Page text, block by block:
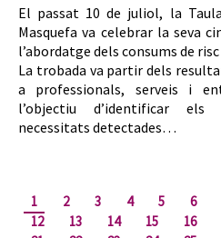
El passat 10 de juliol, la
Masquefa va celebrar la seva
l’abordatge dels consums de
La trobada va partir dels
a professionals, serveis i
l’objectiu d’identificar
necessitats detectades…
1 2 3 4 5 6
12
13 14 15 16